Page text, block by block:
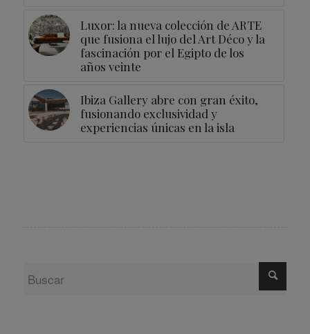
Luxor: la nueva colección de ARTE
que fusiona el lujo del Art Déco y la
fascinación por el Egipto de los
años veinte
Ibiza Gallery abre con gran éxito,
fusionando exclusividad y
experiencias únicas en la isla